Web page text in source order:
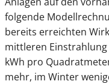
folgende
bereits erreichten
mittleren
kWh pro
mehr, im Winter